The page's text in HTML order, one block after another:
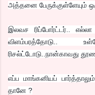
அத்தனை பேருக்குள்ளேயும் ஒரு
இலவச ரிப்போர்ட்டர்..
விளம்பரத்தோடு..
ரிசல்ட்டோடு..நான்காவது
எப்ப மாங்கனியப்
தானே ?